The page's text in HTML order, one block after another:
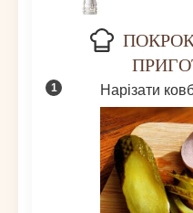
Нарізати